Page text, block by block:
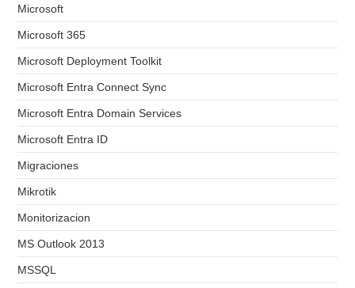
Microsoft
Microsoft 365
Microsoft Deployment Toolkit
Microsoft Entra Connect Sync
Microsoft Entra Domain Services
Microsoft Entra ID
Migraciones
Mikrotik
Monitorizacion
MS Outlook 2013
MSSQL